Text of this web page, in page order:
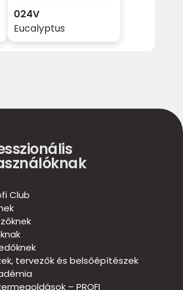
024V
Eucalyptus
Club
tervezők és belsőépítészek
– PROFI